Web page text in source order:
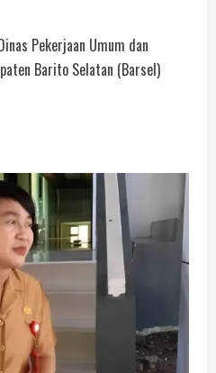
Pekerjaan Umum dan
Barito Selatan (Barsel)